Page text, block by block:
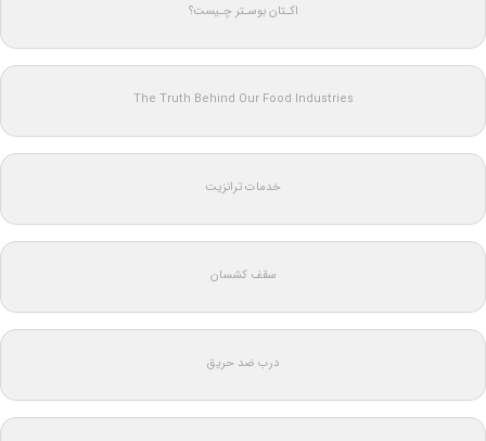
اکـتان بوسـتر چـیست؟
The Truth Behind Our Food Industries
خدمات ترانزیت
سقف کشسان
درب ضد حریق